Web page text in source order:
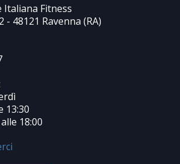
Italiana Fitness
- 48121 Ravenna (RA)
13:30
18:00